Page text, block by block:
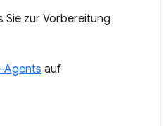
Sie zur Vorbereitung
Agents auf